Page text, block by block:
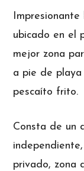
ubicado en el
mejor zona
a pie de
pescaíto frito.
Consta de un
privado, zona